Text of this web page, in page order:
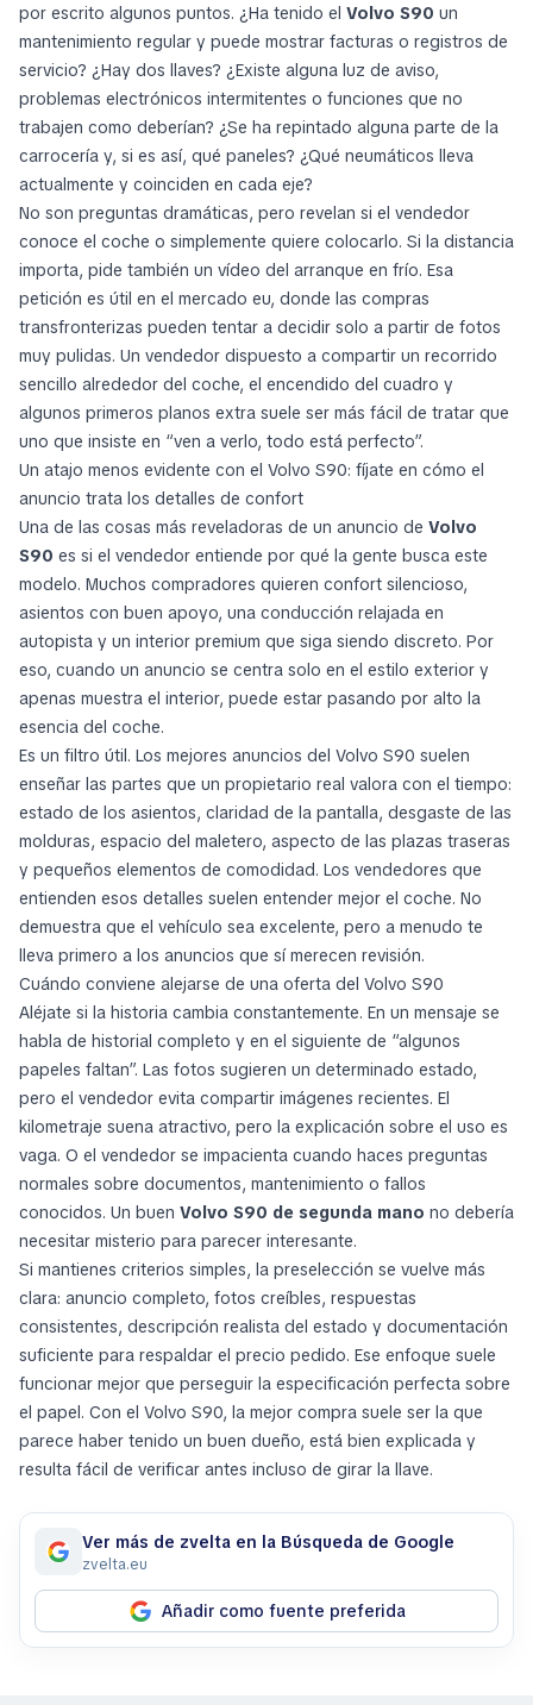
por escrito algunos puntos. ¿Ha tenido el Volvo S90 un
mantenimiento regular y puede mostrar facturas o registros de
servicio? ¿Hay dos llaves? ¿Existe alguna luz de aviso,
problemas electrónicos intermitentes o funciones que no
trabajen como deberían? ¿Se ha repintado alguna parte de la
carrocería y, si es así, qué paneles? ¿Qué neumáticos lleva
actualmente y coinciden en cada eje?
No son preguntas dramáticas, pero revelan si el vendedor
conoce el coche o simplemente quiere colocarlo. Si la distancia
importa, pide también un vídeo del arranque en frío. Esa
petición es útil en el mercado eu, donde las compras
transfronterizas pueden tentar a decidir solo a partir de fotos
muy pulidas. Un vendedor dispuesto a compartir un recorrido
sencillo alrededor del coche, el encendido del cuadro y
algunos primeros planos extra suele ser más fácil de tratar que
uno que insiste en “ven a verlo, todo está perfecto”.
Un atajo menos evidente con el Volvo S90: fíjate en cómo el
anuncio trata los detalles de confort
Una de las cosas más reveladoras de un anuncio de Volvo
S90 es si el vendedor entiende por qué la gente busca este
modelo. Muchos compradores quieren confort silencioso,
asientos con buen apoyo, una conducción relajada en
autopista y un interior premium que siga siendo discreto. Por
eso, cuando un anuncio se centra solo en el estilo exterior y
apenas muestra el interior, puede estar pasando por alto la
esencia del coche.
Es un filtro útil. Los mejores anuncios del Volvo S90 suelen
enseñar las partes que un propietario real valora con el tiempo:
estado de los asientos, claridad de la pantalla, desgaste de las
molduras, espacio del maletero, aspecto de las plazas traseras
y pequeños elementos de comodidad. Los vendedores que
entienden esos detalles suelen entender mejor el coche. No
demuestra que el vehículo sea excelente, pero a menudo te
lleva primero a los anuncios que sí merecen revisión.
Cuándo conviene alejarse de una oferta del Volvo S90
Aléjate si la historia cambia constantemente. En un mensaje se
habla de historial completo y en el siguiente de “algunos
papeles faltan”. Las fotos sugieren un determinado estado,
pero el vendedor evita compartir imágenes recientes. El
kilometraje suena atractivo, pero la explicación sobre el uso es
vaga. O el vendedor se impacienta cuando haces preguntas
normales sobre documentos, mantenimiento o fallos
conocidos. Un buen Volvo S90 de segunda mano no debería
necesitar misterio para parecer interesante.
Si mantienes criterios simples, la preselección se vuelve más
clara: anuncio completo, fotos creíbles, respuestas
consistentes, descripción realista del estado y documentación
suficiente para respaldar el precio pedido. Ese enfoque suele
funcionar mejor que perseguir la especificación perfecta sobre
el papel. Con el Volvo S90, la mejor compra suele ser la que
parece haber tenido un buen dueño, está bien explicada y
resulta fácil de verificar antes incluso de girar la llave.
Ver más de zvelta en la Búsqueda de Google
zvelta.eu
Añadir como fuente preferida